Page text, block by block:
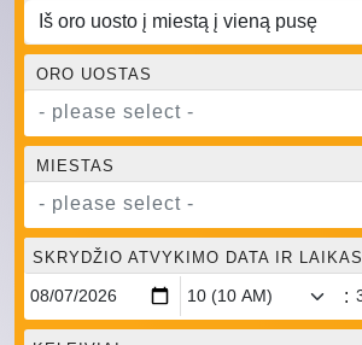
ORO UOSTAS
- please select -
MIESTAS
- please select -
SKRYDŽIO ATVYKIMO DATA IR LAIKAS
: